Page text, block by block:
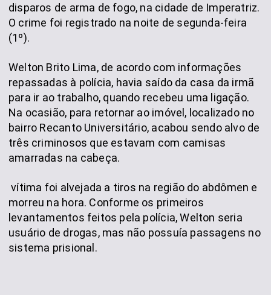
disparos de arma de fogo, na cidade de Imperatriz.
O crime foi registrado na noite de segunda-feira
(1º).
Welton Brito Lima, de acordo com informações
repassadas à polícia, havia saído da casa da irmã
para ir ao trabalho, quando recebeu uma ligação.
Na ocasião, para retornar ao imóvel, localizado no
bairro Recanto Universitário, acabou sendo alvo de
três criminosos que estavam com camisas
amarradas na cabeça.
vítima foi alvejada a tiros na região do abdômen e
morreu na hora. Conforme os primeiros
levantamentos feitos pela polícia, Welton seria
usuário de drogas, mas não possuía passagens no
sistema prisional.